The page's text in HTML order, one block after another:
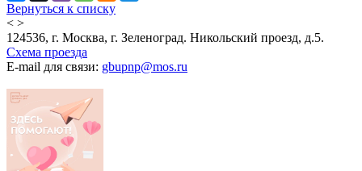
Вернуться к списку
< >
124536, г. Москва, г. Зеленоград. Никольский проезд, д.5.
Схема проезда
E-mail для связи: gbupnp@mos.ru